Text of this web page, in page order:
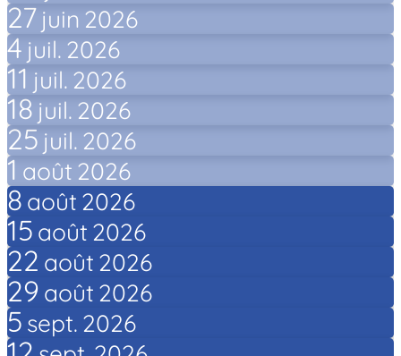
27 juin 2026
4 juil. 2026
11 juil. 2026
18 juil. 2026
25 juil. 2026
1 août 2026
8 août 2026
15 août 2026
22 août 2026
29 août 2026
5 sept. 2026